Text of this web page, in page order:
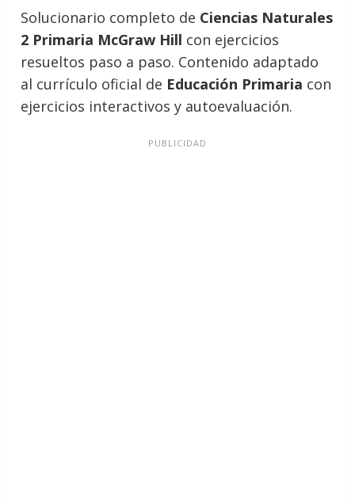
Solucionario completo de Ciencias Naturales
2 Primaria McGraw Hill con ejercicios
resueltos paso a paso. Contenido adaptado
al currículo oficial de Educación Primaria con
ejercicios interactivos y autoevaluación.